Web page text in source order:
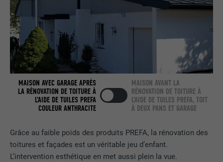
Grâce au faible poids des produits PREFA, la rénovation des
toitures et façades est un véritable jeu d’enfant.
L’intervention esthétique en met aussi plein la vue.
MAISON AVEC GARAGE APRÈS
LA RÉNOVATION DE TOITURE À
L’AIDE DE TUILES PREFA
COULEUR ANTHRACITE
MAISON AVANT LA
RÉNOVATION DE TOITURE À
L’AIDE DE TUILES PREFA, TOIT
À DEUX PANS ET GARAGE
FOURNISSEUR LinkedIn
EXPIRATION 2 ans
UTILITÉ
Utilisé par le service de réseau social
LinkedIn pour suivre l'utilisation de
services intégrés.
FOURNISSEUR LinkedIn